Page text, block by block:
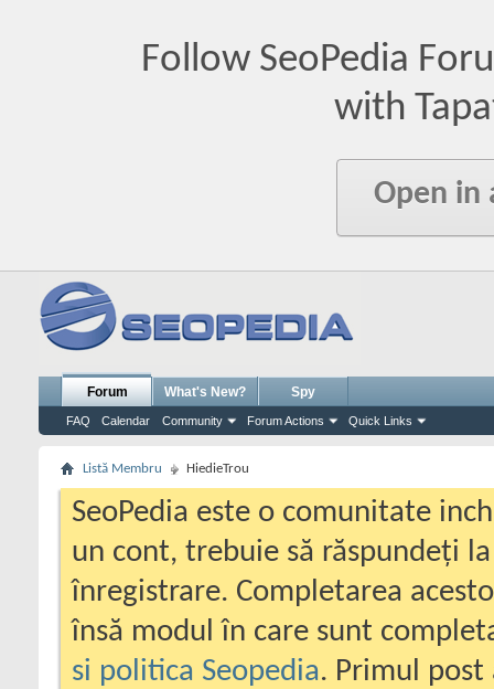
Follow SeoPedia
with
Open in
Forum
FAQ Calendar Community Forum Actions Quick Links
What's New? Spy
Listă Membru HiedieTrou
SeoPedia este o comunitate
un cont, trebuie să răspundeți
înregistrare. Completarea
însă modul în care sunt
si politica Seopedia. Primul